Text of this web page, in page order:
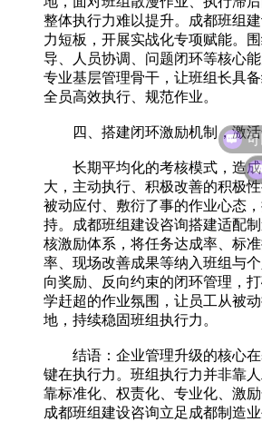
整体执行力难以提升。成都班组
力短板，开展实战化专项赋能。
导、人员协调、问题闭环等核心
专业基层管理骨干，让班组长具
全员高效执行、规范作业。
四、搭建闭环激励机制，激活
长期平均化的考核模式，造成
大，主动执行、积极改善的积极
被动应付、敷衍了事的作业心态
持。成都班组建设咨询搭建适配
核激励体系，将任务达成率、标
率、现场改善成果等纳入班组与
向奖励、反向约束的闭环管理，
学赶超的作业氛围，让员工从被
地，持续稳固班组执行力。
结语：企业管理升级的核心在
键在执行力。班组执行力并非靠
靠标准化、权责化、专业化、激
成都班组建设咨询立足成都制造